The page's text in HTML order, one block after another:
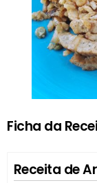
Ficha da
Receita de